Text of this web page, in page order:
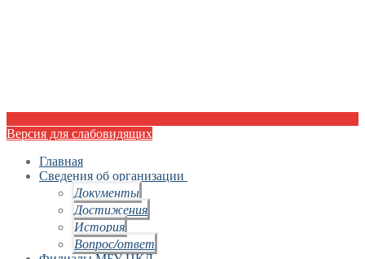
Версия для слабовидящих
Главная
Сведения об организации
Документы
Достижения
История
Вопрос/ответ